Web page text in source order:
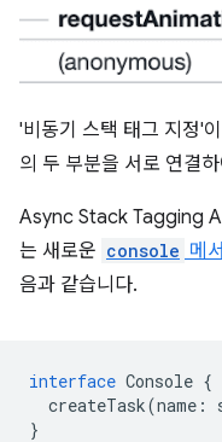
'비동기 스택 태그 지정'
의 두 부분을 서로 연결
Async Stack Tagging
는 새로운 console 메
음과 같습니다.
interface Console {
createTask(name :
}